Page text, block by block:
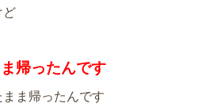
ど
帰ったんです
ま帰ったんです